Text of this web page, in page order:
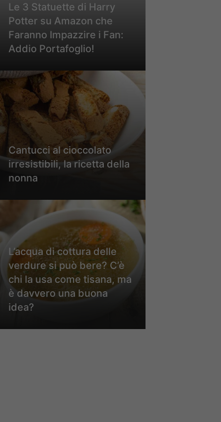
Le 3 Statuette di Harry
Potter su Amazon che
Faranno Impazzire i Fan:
Addio Portafoglio!
Cantucci al cioccolato
irresistibili, la ricetta della
nonna
L’acqua di cottura delle
verdure si può bere? C’è
chi la usa come tisana, ma
è davvero una buona
idea?